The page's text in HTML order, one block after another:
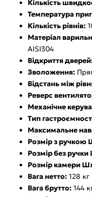
Кількість
Температура
Кількість рівнів:
Матеріал
AISI304
Відкриття
Зволоження:
Відстань між
Реверс
Механічне
Тип
Максимальне
Розмір з ручкою
Розмір без
Розмір камери
Вага нетто: 128 кг
Вага брутто: 144